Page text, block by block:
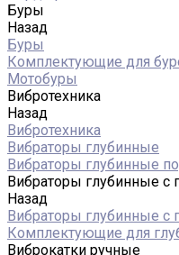
Буры
Назад
Буры
Комплектующие для
Мотобуры
Вибротехника
Назад
Вибротехника
Вибраторы глубинные
Вибраторы глубинные
Вибраторы глубинные с
Назад
Вибраторы глубинные с
Комплектующие для
Виброкатки ручные